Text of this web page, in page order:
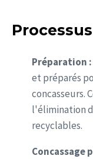
Préparation :
et préparés
concasseurs.
l'élimination
recyclables.
Concassage